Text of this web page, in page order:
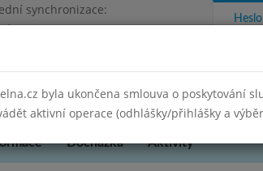
synchronizace:
12.3.2026 13:41
organizace
Heslo
Docházka Aktivity
byla ukončena smlouva o poskytování
aktivní operace (odhlášky/přihlášky a